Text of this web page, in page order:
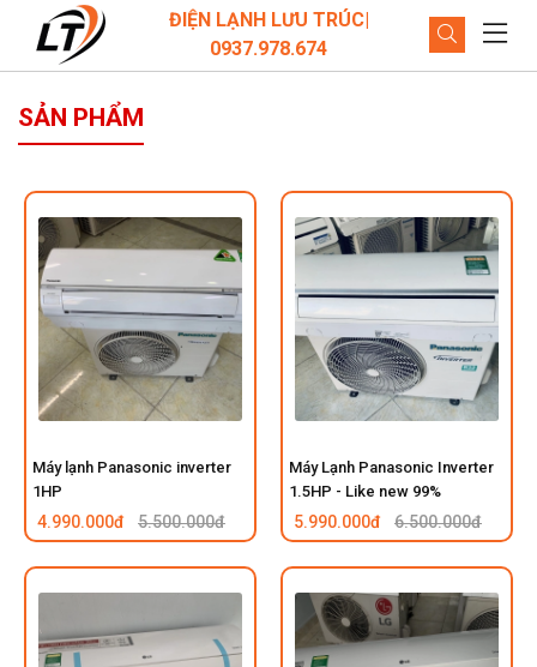
ĐIỆN LẠNH LƯU TRÚC|
0937.978.674
SẢN PHẨM
Máy lạnh Panasonic inverter
1HP
4.990.000đ 5.500.000đ
Máy Lạnh Panasonic Inverter
1.5HP - Like new 99%
5.990.000đ 6.500.000đ